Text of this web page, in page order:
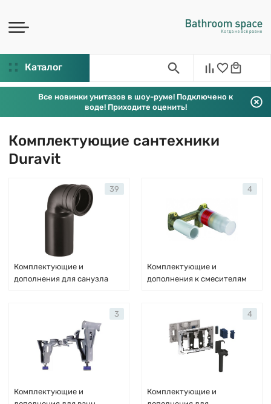
Каталог
Все новинки унитазов в шоу-руме! Подключено к
воде! Приходите оценить!
Комплектующие сантехники
Duravit
Комплектующие и
дополнения для санузла
39
Комплектующие и
дополнения к смесителям
4
Комплектующие и
3
Комплектующие и
4